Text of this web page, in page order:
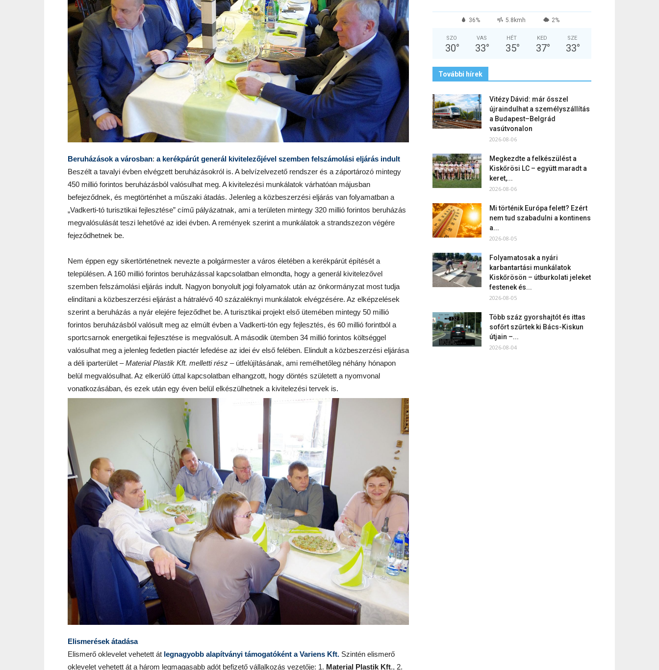
Beruházások a városban: a kerékpárút generál kivitelezőjével szemben felszámolási eljárás indult
Beszélt a tavalyi évben elvégzett beruházásokról is. A belvízelvezető rendszer és a záportározó mintegy
450 millió forintos beruházásból valósulhat meg. A kivitelezési munkálatok várhatóan májusban
befejeződnek, és megtörténhet a műszaki átadás. Jelenleg a közbeszerzési eljárás van folyamatban a
„Vadkerti-tó turisztikai fejlesztése” című pályázatnak, ami a területen mintegy 320 millió forintos beruházás
megvalósulását teszi lehetővé az idei évben. A remények szerint a munkálatok a strandszezon végére
fejeződhetnek be.
Nem éppen egy sikertörténetnek nevezte a polgármester a város életében a kerékpárút építését a
településen. A 160 millió forintos beruházással kapcsolatban elmondta, hogy a generál kivitelezővel
szemben felszámolási eljárás indult. Nagyon bonyolult jogi folyamatok után az önkormányzat most tudja
elindítani a közbeszerzési eljárást a hátralévő 40 százaléknyi munkálatok elvégzésére. Az elképzelések
szerint a beruházás a nyár elejére fejeződhet be. A turisztikai projekt első ütemében mintegy 50 millió
forintos beruházásból valósult meg az elmúlt évben a Vadkerti-tón egy fejlesztés, és 60 millió forintból a
sportcsarnok energetikai fejlesztése is megvalósult. A második ütemben 34 millió forintos költséggel
valósulhat meg a jelenleg fedetlen piactér lefedése az idei év első felében. Elindult a közbeszerzési eljárása
a déli iparterület –Material Plastik Kft. melletti rész – útfelújításának, ami remélhetőleg néhány hónapon
belül megvalósulhat. Az elkerülő úttal kapcsolatban elhangzott, hogy döntés született a nyomvonal
vonatkozásában, és ezek után egy éven belül elkészülhetnek a kivitelezési tervek is.
Elismerések átadása
Elismerő oklevelet vehetett át legnagyobb alapítványi támogatóként a Variens Kft. Szintén elismerő
oklevelet vehetett át a három legmagasabb adót befizető vállalkozás vezetője: 1. Material Plastik Kft., 2.
36% 5.8kmh 2%
SZO
30°
VAS
33°
HÉT
35°
KED
37°
SZE
33°
További hírek
Vitézy Dávid: már ősszel
újraindulhat a személyszállítás
a Budapest–Belgrád
vasútvonalon
2026-08-06
Megkezdte a felkészülést a
Kiskőrösi LC – együtt maradt a
keret,...
2026-08-06
Mi történik Európa felett? Ezért
nem tud szabadulni a kontinens
a...
2026-08-05
Folyamatosak a nyári
karbantartási munkálatok
Kiskőrösön – útburkolati jeleket
festenek és...
2026-08-05
Több száz gyorshajtót és ittas
sofőrt szűrtek ki Bács-Kiskun
útjain –...
2026-08-04